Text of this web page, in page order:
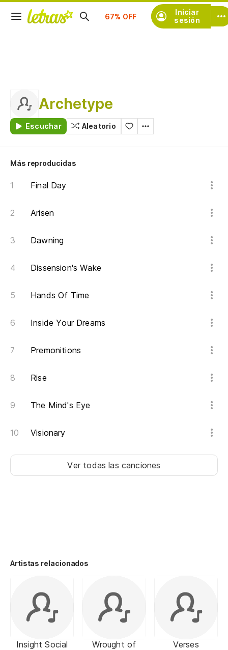
Iniciar
sesión
Suscríbete
Archetype
Escuchar Aleatorio
Más reproducidas
Final Day
Arisen
Dawning
Dissension's Wake
Hands Of Time
Inside Your Dreams
Premonitions
Rise
The Mind's Eye
Visionary
Ver todas las canciones
Artistas relacionados
Insight Social
Wrought of
Verses